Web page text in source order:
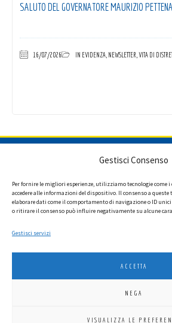
Gestisci Consenso
Per fornire le migliori esperienze, utilizziamo tecnologie come i
accedere alle informazioni del dispositivo. Il consenso a queste
elaborare dati come il comportamento di navigazione o ID
o ritirare il consenso può influire negativamente su alcune
Gestisci servizi
ACCETTA
NEGA
VISUALIZZA LE
SALUTO DEL GOVERNATORE MAURIZIO
16/07/2026 IN EVIDENZA, NEWSLETTER VITA DI
Ho letto l'informativa privacy e
newsletter contenente aggiornamenti su
LIONS INTERNATIONAL